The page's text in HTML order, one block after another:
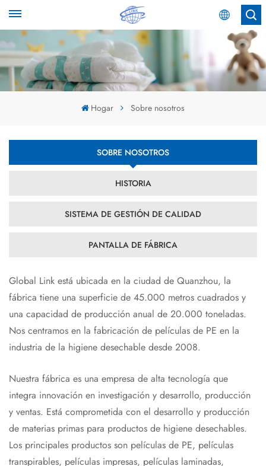
Español
English
Hogar Sobre nosotros
SOBRE NOSOTROS
HISTORIA
SISTEMA DE GESTIÓN DE CALIDAD
PANTALLA DE FÁBRICA
Global Link está ubicada en la ciudad de Quanzhou, la
fábrica tiene una superficie de 45.000 metros cuadrados y
una capacidad de producción anual de 20.000 toneladas.
Nos centramos en la fabricación de películas de PE en la
industria de la higiene desechable desde 2008.
Nuestra fábrica es una empresa de alta tecnología que
integra innovación en investigación y desarrollo, producción
y ventas. Está comprometida con el desarrollo y producción
de materias primas para productos de higiene desechables.
Los principales productos son películas de PE, películas
transpirables, películas impresas, películas laminadas,